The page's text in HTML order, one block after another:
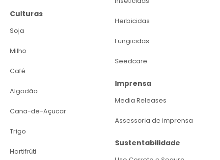
Culturas
Soja
Milho
Café
Algodão
Cana-de-Açucar
Trigo
Hortifrúti
Herbicidas
Fungicidas
Seedcare
Imprensa
Media Releases
Assessoria de imprensa
Sustentabilidade